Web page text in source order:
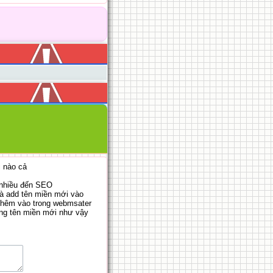
nào cả
đến SEO
add tên miền mới vào
vào trong webmsater
tên miền mới như vậy